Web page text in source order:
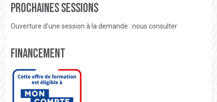
Prochaines sessions
Ouverture d’une session à la demande : nous consulter
Financement